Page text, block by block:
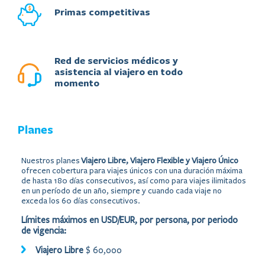
Primas competitivas
Red de servicios médicos y
asistencia al viajero en todo
momento
Planes
Nuestros planesViajero Libre, Viajero Flexible y Viajero Único
ofrecen cobertura para viajes únicos con una duración máxima
de hasta 180 días consecutivos, así como para viajes ilimitados
en un período de un año, siempre y cuando cada viaje no
exceda los 60 días consecutivos.
Límites máximos en USD/EUR, por persona, por periodo
de vigencia:
​​​​​Viajero Libre​​ $ 60,000